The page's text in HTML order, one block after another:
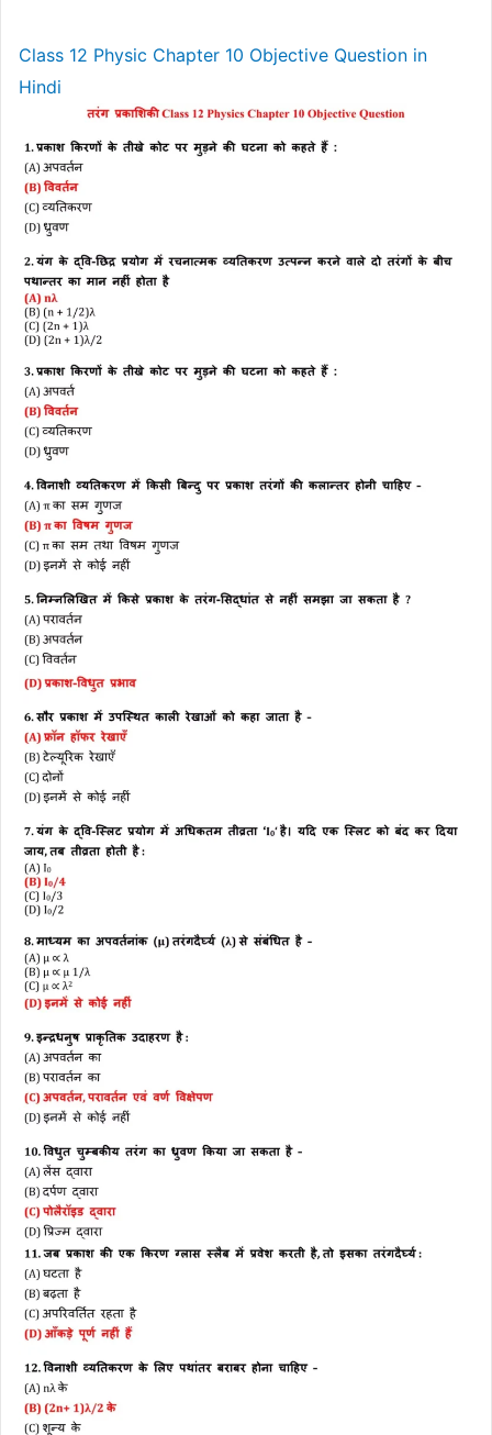
Class 12 Physic Chapter 10 Objective Question in
Hindi